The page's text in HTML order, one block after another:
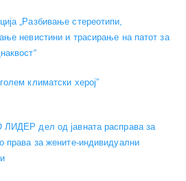
„Разбивање стереотипи,
невистини и трасирање на патот за
климатски херој”
дел од јавната расправа за
права за жените-индивидуални